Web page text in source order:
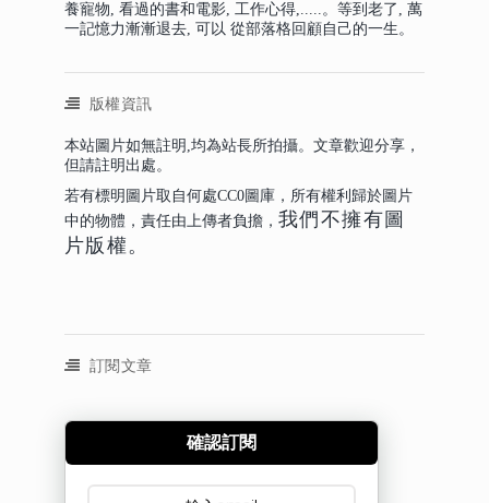
養寵物, 看過的書和電影, 工作心得,.....。等到老了, 萬
一記憶力漸漸退去, 可以 從部落格回顧自己的一生。
版權資訊
本站圖片如無註明,均為站長所拍攝。文章歡迎分享，
但請註明出處。
若有標明圖片取自何處CC0圖庫，所有權利歸於圖片
中的物體，責任由上傳者負擔， 我們不擁有圖
片版權。
訂閱文章
訂閱文章
確認訂閱